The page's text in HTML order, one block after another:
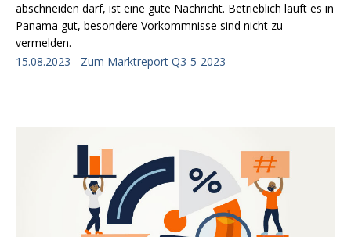
abschneiden darf, ist eine gute Nachricht. Betrieblich läuft es in
Panama gut, besondere Vorkommnisse sind nicht zu
vermelden.
15.08.2023 - Zum Marktreport Q3-5-2023